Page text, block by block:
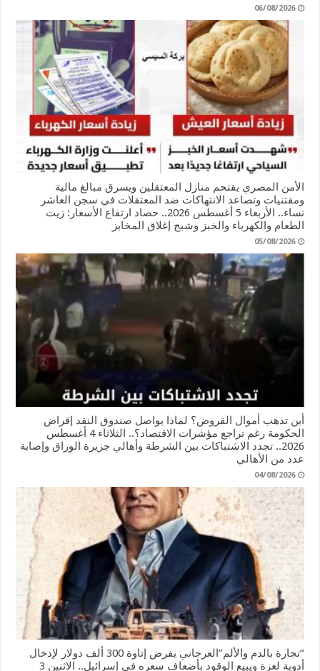
06/08/2026
الأمن المصري يقتحم منازل المعتقلين ويسرق مبالغ مالية
ومقتنيات وتصاعد الانتهاكات ضد المعتقلات في سجن العاشر
نساء.. الأربعاء 5 أغسطس 2026.. حصاد ارتفاع الأسعار: زيت
الطعام والكهرباء والخبز وشبح إغلاق المخابز
05/08/2026
أين تذهب أموال القروض؟ لماذا يواصل صندوق النقد إقراض
الحكومة رغم تراجع مؤشرات الاقتصاد؟.. الثلاثاء 4 أغسطس
2026.. تجدد الاشتباكات بين الشرطة وأهالي جزيرة الوراق وإصابة
عدد من الأهالي
04/08/2026
“تجارة بالدم والألم”العرجاني يفرض إتاوة 300 ألف دولار لإدخال
أدوية لغزة ويبيع الوقود بأضعاف سعره في إسرائيل.. الاثنين 3